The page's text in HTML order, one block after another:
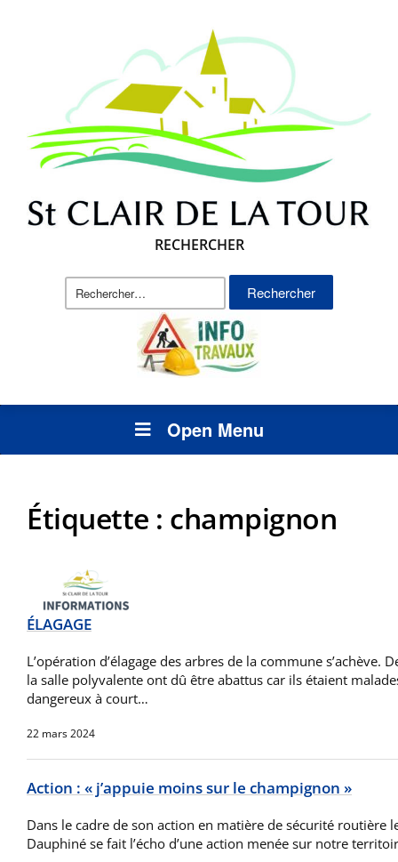
RECHERCHER
Rechercher :
Open Menu
Étiquette : champignon
ÉLAGAGE
L’opération d’élagage des arbres de la commune s’achève.
la salle polyvalente ont dû être abattus car ils étaient
dangereux à court…
22 mars 2024
Action : « j’appuie moins sur le champignon »
Dans le cadre de son action en matière de sécurité routière
Dauphiné se fait l’écho d’une action menée sur notre